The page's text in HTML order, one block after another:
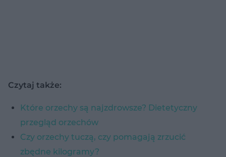
Czytaj także:
Które orzechy są najzdrowsze? Dietetyczny
przegląd orzechów
Czy orzechy tuczą, czy pomagają zrzucić
zbędne kilogramy?